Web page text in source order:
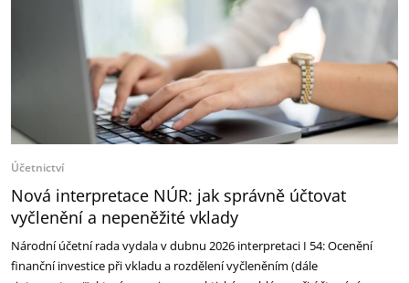
Účetnictví
Nová interpretace NÚR: jak správně účtovat
vyčlenění a nepeněžité vklady
Národní účetní rada vydala v dubnu 2026 interpretaci I 54: Ocenění
finanční investice při vkladu a rozdělení vyčleněním (dále